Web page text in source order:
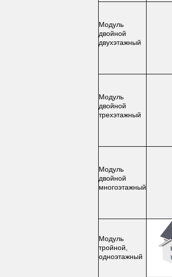
Модуль
двойной
двухэтажный
Модуль
двойной
трехэтажный
Модуль
двойной
многоэтажный
Модуль
тройной,
одноэтажный